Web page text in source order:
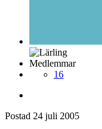
Medlemmar
16
Postad 24 juli 2005